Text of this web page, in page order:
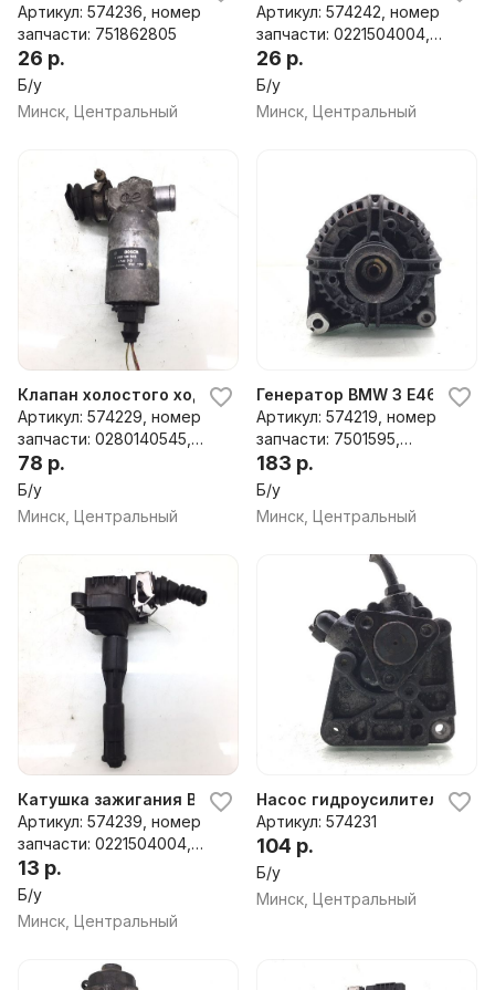
Артикул: 574236, номер
запчасти: 751862805
26 р.
Б/у
Минск, Центральный
Артикул: 574242, номер
запчасти: 0221504004,
1703227, 1354489085
26 р.
Б/у
Минск, Центральный
Клапан холостого хода BMW 3 E46, 2001 г.
Артикул: 574229, номер
запчасти: 0280140545,
1744713
78 р.
Б/у
Минск, Центральный
Генератор BMW 3 E46, 2001
Артикул: 574219, номер
запчасти: 7501595,
0124515050
183 р.
Б/у
Минск, Центральный
Катушка зажигания BMW 3 E46, 2001 г.
Артикул: 574239, номер
запчасти: 0221504004,
1703227, 1354489085
13 р.
Б/у
Минск, Центральный
Насос гидроусилителя руля
Артикул: 574231
104 р.
Б/у
Минск, Центральный